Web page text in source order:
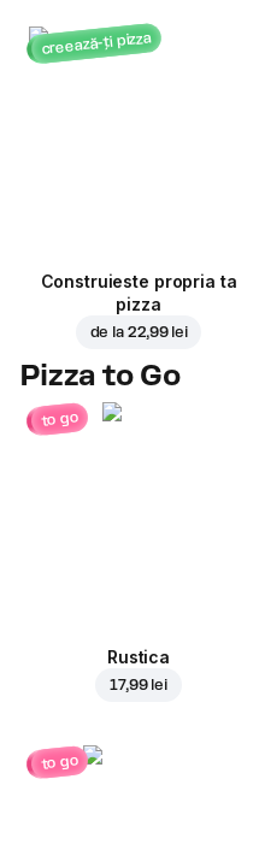
creează-ți pizza
Construieste propria ta
pizza
de la 22,99 lei
Pizza to Go
to go
Rustica
17,99 lei
to go